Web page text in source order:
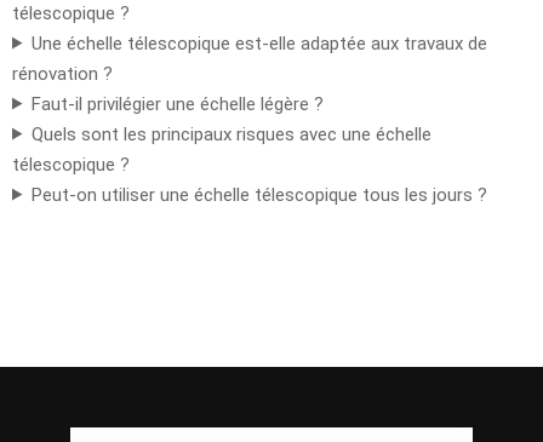
télescopique ?
Une échelle télescopique est-elle adaptée aux travaux de
rénovation ?
Faut-il privilégier une échelle légère ?
Quels sont les principaux risques avec une échelle
télescopique ?
Peut-on utiliser une échelle télescopique tous les jours ?